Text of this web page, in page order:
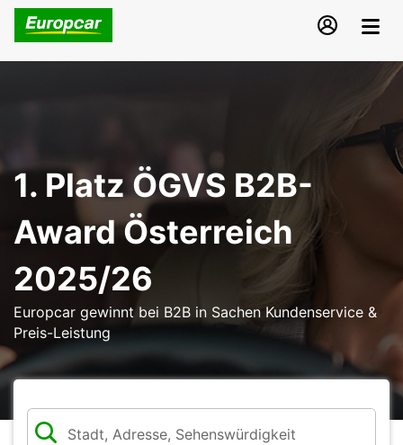
1. Platz ÖGVS B2B-
Award Österreich
2025/26
Europcar gewinnt bei B2B in Sachen Kundenservice &
Preis-Leistung